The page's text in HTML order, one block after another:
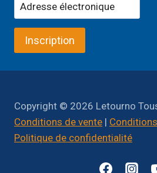
Inscription
Copyright © 2026 Letourno
Conditions de vente |
Politique de confidentialité